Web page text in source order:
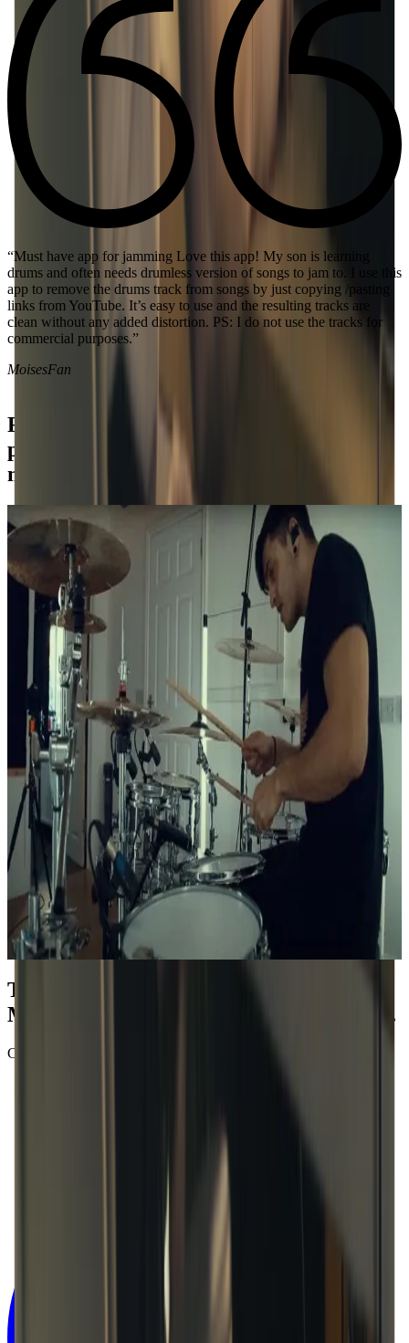
this
“The Best for rehearsal It works exactly as it claims. Been
music for 20 years and I’ve never used anything like it ever. It’s
amazing.”
EmmryFLopez
Rejoins notre groupe mondial formé par
plus de 70 millions d'amateurs de
musique.
Télécharge l’application de bureau
Moises et fais de la musique à ta manière.
COMMENCE GRATUITEMENT DÈS AUJOURD’HUI !